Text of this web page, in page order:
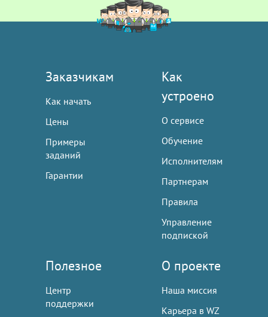
Заказчикам
Как начать
Цены
Примеры
заданий
Гарантии
Как
устроено
О сервисе
Обучение
Исполнителям
Партнерам
Правила
Управление
подпиской
Полезное
Центр
поддержки
О проекте
Наша миссия
Карьера в WZ